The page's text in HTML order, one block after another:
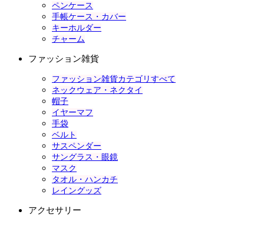
ペンケース
手帳ケース・カバー
キーホルダー
チャーム
ファッション雑貨
ファッション雑貨カテゴリすべて
ネックウェア・ネクタイ
帽子
イヤーマフ
手袋
ベルト
サスペンダー
サングラス・眼鏡
マスク
タオル・ハンカチ
レイングッズ
アクセサリー